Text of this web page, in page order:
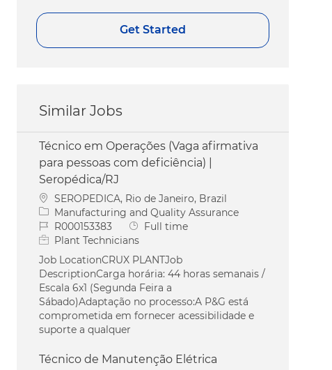
Get Started
Similar Jobs
Técnico em Operações (Vaga afirmativa
para pessoas com deficiência) |
Seropédica/RJ
Location
SEROPEDICA, Rio de Janeiro, Brazil
Category
Manufacturing and Quality Assurance
Job IdR000153383 Job Type
Full time
Plant Technicians
Job LocationCRUX PLANTJob
DescriptionCarga horária: 44 horas semanais /
Escala 6x1 (Segunda Feira a
Sábado)Adaptação no processo:A P&G está
comprometida em fornecer acessibilidade e
suporte a qualquer
Técnico de Manutenção Elétrica